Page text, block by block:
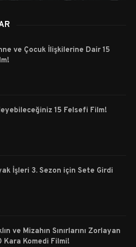
ve Çocuk İlişkilerine Dair 15
15 Felsefi Film!
İşleri 3. Sezon için Sete Girdi
ve Mizahın Sınırlarını Zorlayan
Kara Komedi Filmi!